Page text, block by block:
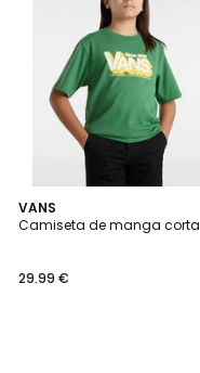
VANS
Camiseta de manga corta
29.99 €